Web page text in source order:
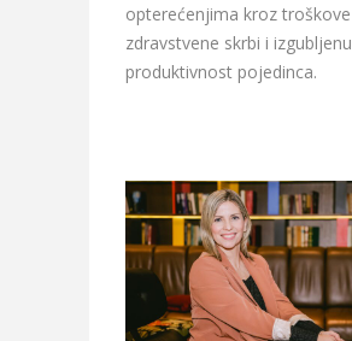
opterećenjima kroz troškove
zdravstvene skrbi i izgubljenu
produktivnost pojedinca.